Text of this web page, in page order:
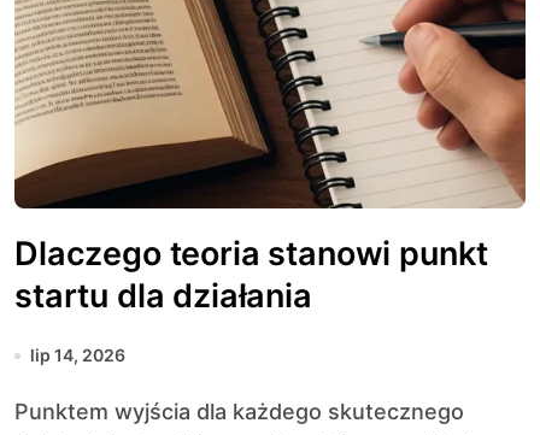
Dlaczego teoria stanowi punkt
startu dla działania
lip 14, 2026
Punktem wyjścia dla każdego skutecznego